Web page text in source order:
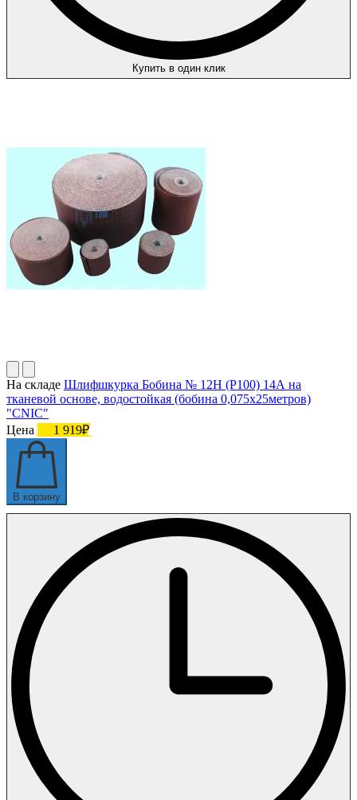
Купить в один клик
На складе Шлифшкурка Бобина № 12Н (P100) 14А на
тканевой основе, водостойкая (бобина 0,075х25метров)
"CNIC"
Цена
1 919₽
В корзину